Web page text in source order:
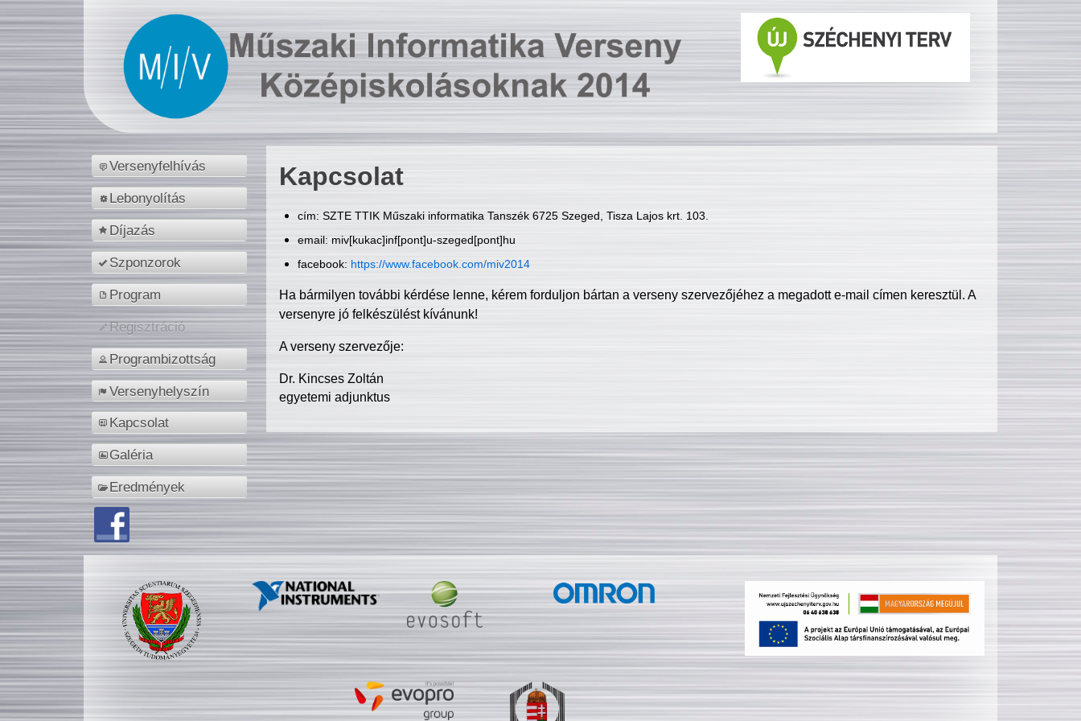
Versenyfelhívás
Lebonyolítás
Díjazás
Szponzorok
Program
Regisztráció
Programbizottság
Versenyhelyszín
Kapcsolat
Galéria
Eredmények
Kapcsolat
cím: SZTE TTIK Műszaki informatika Tanszék 6725 Szeged, Tisza Lajos krt. 103.
email: miv[kukac]inf[pont]u-szeged[pont]hu
facebook: https://www.facebook.com/miv2014
Ha bármilyen további kérdése lenne, kérem forduljon bártan a verseny szervezőjéhez a megadott e-mail címen keresztül. A
versenyre jó felkészülést kívánunk!
A verseny szervezője:
Dr. Kincses Zoltán
egyetemi adjunktus